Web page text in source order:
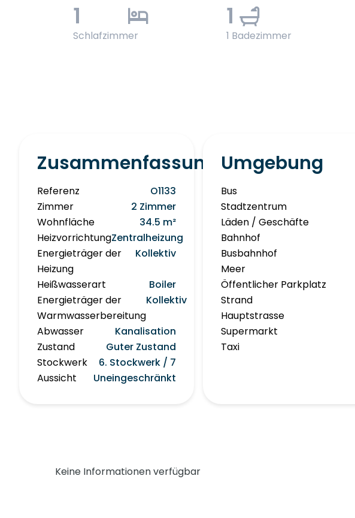
1
Schlafzimmer
1
1 Badezimmer
Zusammenfassung
Referenz
O1133
Zimmer
2 Zimmer
Wohnfläche
34.5 m²
HeizvorrichtungZentralheizung
Energieträger der
Heizung
Kollektiv
Heißwasserart
Boiler
Energieträger der
Warmwasserbereitung
Kollektiv
Abwasser
Kanalisation
Zustand
Guter Zustand
Stockwerk
6. Stockwerk / 7
Aussicht
Uneingeschränkt
Umgebung
Bus
Stadtzentrum
Läden / Geschäfte
Bahnhof
Busbahnhof
Meer
Öffentlicher Parkplatz
Strand
Hauptstrasse
Supermarkt
Taxi
Keine Informationen verfügbar